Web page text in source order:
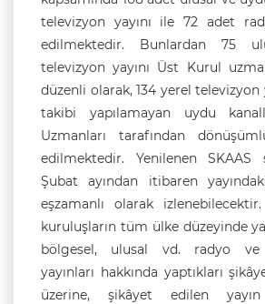
televizyon yayını ile 72 adet
edilmektedir. Bunlardan 75
televizyon yayını Üst Kurul
düzenli olarak, 134 yerel televizyon
takibi yapılamayan uydu
Uzmanları tarafından
edilmektedir. Yenilenen SKAAS
Şubat ayından itibaren
eşzamanlı olarak
kuruluşların tüm ülke düzeyinde
bölgesel, ulusal vd. radyo ve
yayınları hakkında yaptıkları
üzerine, şikâyet edilen yayın